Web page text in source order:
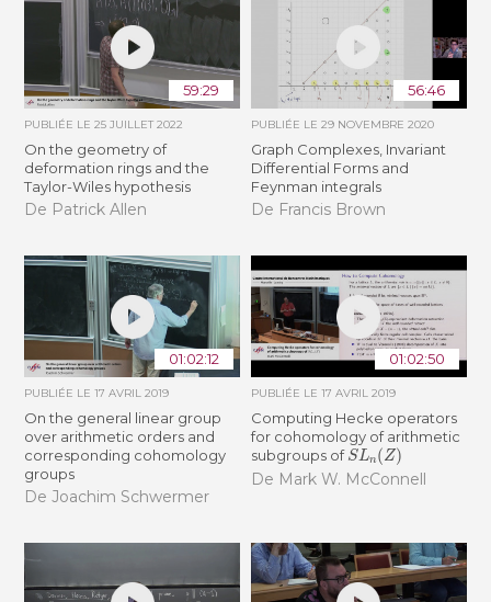
59:29
PUBLIÉE LE25 JUILLET 2022
On the geometry of
deformation rings and the
Taylor-Wiles hypothesis
De Patrick Allen
56:46
PUBLIÉE LE 29 NOVEMBRE 2020
Graph Complexes, Invariant
Differential Forms and
Feynman integrals
De Francis Brown
01:02:12
PUBLIÉE LE17 AVRIL 2019
On the general linear group
over arithmetic orders and
corresponding cohomology
groups
De Joachim Schwermer
01:02:50
PUBLIÉE LE 17 AVRIL 2019
Computing Hecke operators
for cohomology of arithmetic
subgroups ofSLn( Z)
De Mark W. McConnell